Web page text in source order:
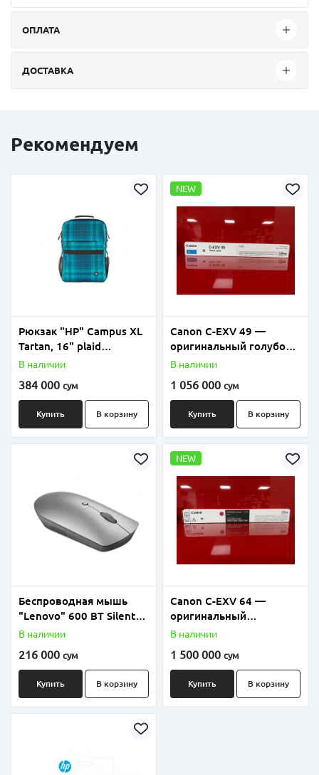
ОПЛАТА
ДОСТАВКА
Рекомендуем
Рюкзак "HP" Campus XL
Tartan, 16" plaid
Backpack, кабельный
В наличии
384 000 сум
Купить В корзину
NEW
Canon C-EXV 49 —
оригинальный голубой
(Cyan) тонер-картридж
В наличии
1 056 000 сум
Купить В корзину
Беспроводная мышь
"Lenovo" 600 BT Silent
Mouse (Арт. -
Серебристая
В наличии
216 000 сум
Купить В корзину
NEW
Canon C-EXV 64 —
оригинальный
пурпурный (Magenta)
imageRUNNER ADVANCE
DX C3900
В наличии
1 500 000 сум
Купить В корзину